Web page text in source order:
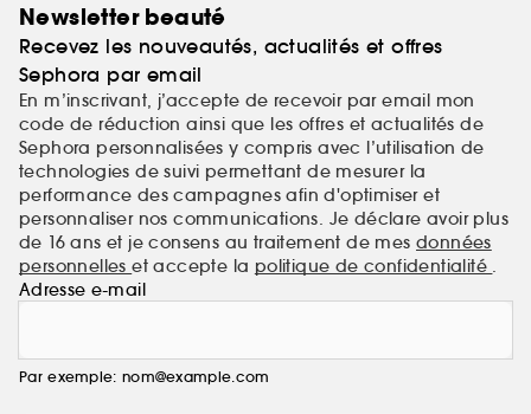
Newsletter beauté
Recevez les nouveautés, actualités et offres
Sephora par email
En m’inscrivant, j’accepte de recevoir par email mon
code de réduction ainsi que les offres et actualités de
Sephora personnalisées y compris avec l’utilisation de
technologies de suivi permettant de mesurer la
performance des campagnes afin d'optimiser et
personnaliser nos communications. Je déclare avoir plus
de 16 ans et je consens au traitement de mes données
personnelleset accepte la politique de confidentialité .
Adresse e-mail
Par exemple: nom@example.com